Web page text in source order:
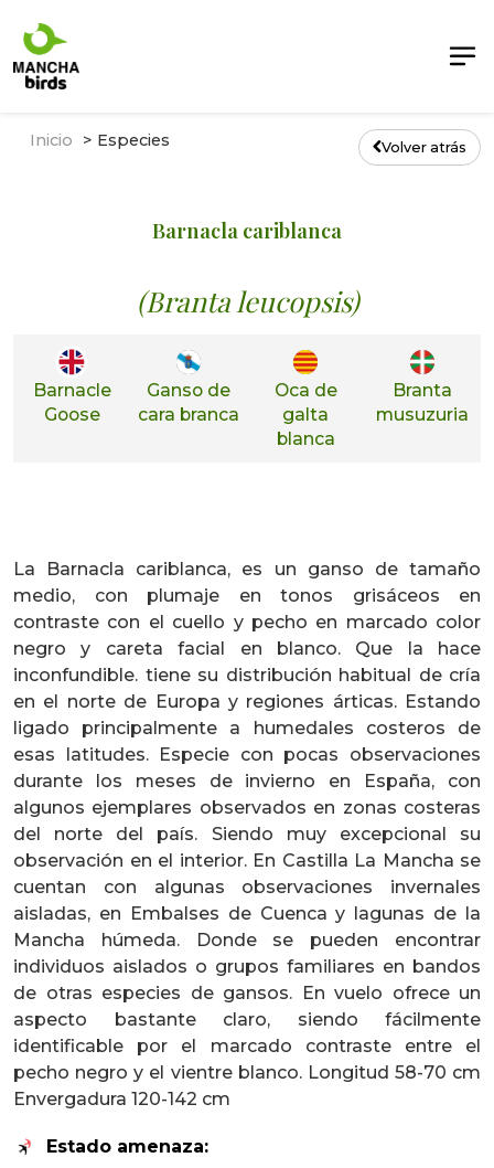
Inicio Especies Volver atrás
Barnacla cariblanca
(Branta leucopsis)
Barnacle
Goose
Ganso de
cara branca
Oca de
galta
blanca
Branta
musuzuria
La Barnacla cariblanca, es un ganso de tamaño
medio, con plumaje en tonos grisáceos en
contraste con el cuello y pecho en marcado color
negro y careta facial en blanco. Que la hace
inconfundible. tiene su distribución habitual de cría
en el norte de Europa y regiones árticas. Estando
ligado principalmente a humedales costeros de
esas latitudes. Especie con pocas observaciones
durante los meses de invierno en España, con
algunos ejemplares observados en zonas costeras
del norte del país. Siendo muy excepcional su
observación en el interior. En Castilla La Mancha se
cuentan con algunas observaciones invernales
aisladas, en Embalses de Cuenca y lagunas de la
Mancha húmeda. Donde se pueden encontrar
individuos aislados o grupos familiares en bandos
de otras especies de gansos. En vuelo ofrece un
aspecto bastante claro, siendo fácilmente
identificable por el marcado contraste entre el
pecho negro y el vientre blanco. Longitud 58-70 cm
Envergadura 120-142 cm
Estado amenaza: